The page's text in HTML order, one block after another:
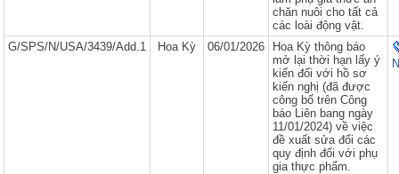
chăn nuôi cho tất cả
các loài động vật.
G/SPS/N/USA/3439/Add.1
Hoa Kỳ 06/01/2026
Hoa Kỳ thông báo
mở lại thời hạn lấy ý
kiến đối với hồ sơ
kiến nghị (đã được
công bố trên Công
báo Liên bang ngày
11/01/2024) về việc
đề xuất sửa đổi các
quy định đối với phụ
gia thực phẩm.